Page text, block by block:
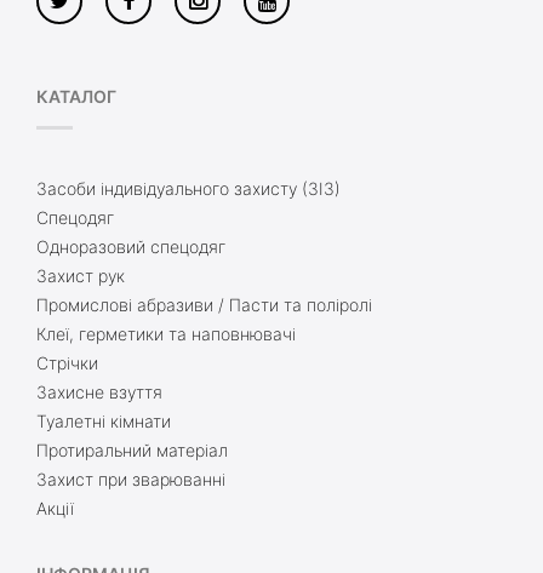
КАТАЛОГ
Засоби індивідуального захисту (ЗІЗ)
Спецодяг
Одноразовий спецодяг
Захист рук
Промислові абразиви / Пасти та поліролі
Клеї, герметики та наповнювачі
Стрічки
Захисне взуття
Туалетні кімнати
Протиральний матеріал
Захист при зварюванні
Акції